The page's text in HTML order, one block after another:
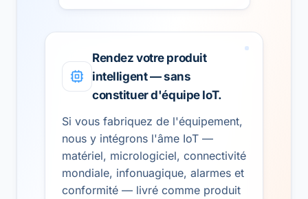
Rendez votre produit
intelligent — sans
constituer d'équipe IoT.
Si vous fabriquez de l'équipement,
nous y intégrons l'âme IoT —
matériel, micrologiciel, connectivité
mondiale, infonuagique, alarmes et
conformité — livré comme produit